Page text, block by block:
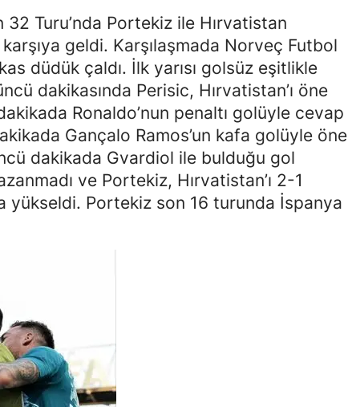
Elazığ
Erzincan
Erzurum
Eskişehir
Gaziantep
Giresun
32 Turu’nda Portekiz ile Hırvatistan
geldi. Karşılaşmada Norveç Futbol
düdük çaldı. İlk yarısı golsüz eşitlikle
dakikasında Perisic, Hırvatistan’ı öne
Ronaldo’nun penaltı golüyle cevap
Gançalo Ramos’un kafa golüyle öne
dakikada Gvardiol ile bulduğu gol
ve Portekiz, Hırvatistan’ı 2-1
yükseldi. Portekiz son 16 turunda İspanya